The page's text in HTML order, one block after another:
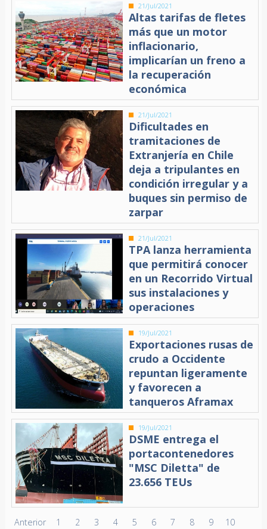
21/Jul/2021
Altas tarifas de fletes
más que un motor
inflacionario,
implicarían un freno a
la recuperación
económica
21/Jul/2021
Dificultades en
tramitaciones de
Extranjería en Chile
deja a tripulantes en
condición irregular y a
buques sin permiso de
zarpar
21/Jul/2021
TPA lanza herramienta
que permitirá conocer
en un Recorrido Virtual
sus instalaciones y
operaciones
19/Jul/2021
Exportaciones rusas de
crudo a Occidente
repuntan ligeramente
y favorecen a
tanqueros Aframax
19/Jul/2021
DSME entrega el
portacontenedores
"MSC Diletta" de
23.656 TEUs
Anterior 1 2 3 4 5 6 7 8 9 10